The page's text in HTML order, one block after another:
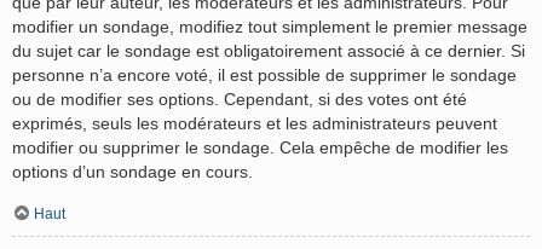
modifier un sondage, modifiez tout simplement le premier message
du sujet car le sondage est obligatoirement associé à ce dernier. Si
personne n’a encore voté, il est possible de supprimer le sondage
ou de modifier ses options. Cependant, si des votes ont été
exprimés, seuls les modérateurs et les administrateurs peuvent
modifier ou supprimer le sondage. Cela empêche de modifier les
options d’un sondage en cours.
Haut